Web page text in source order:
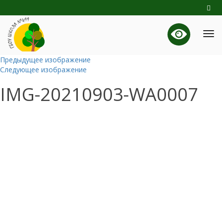
Предыдущее изображение
Следующее изображение
IMG-20210903-WA0007